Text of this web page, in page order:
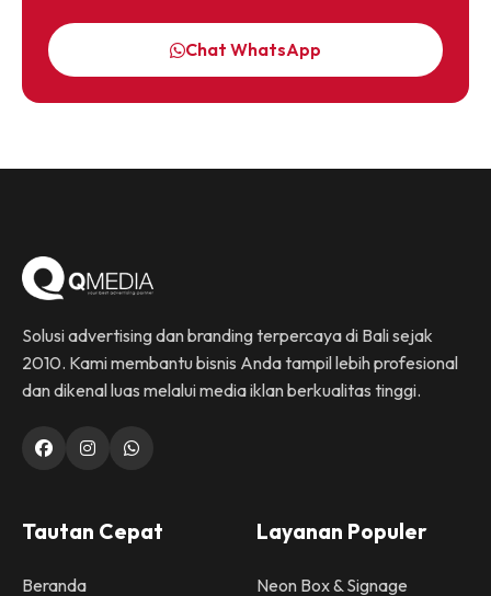
Chat WhatsApp
Solusi advertising dan branding terpercaya di Bali sejak
2010. Kami membantu bisnis Anda tampil lebih profesional
dan dikenal luas melalui media iklan berkualitas tinggi.
Tautan Cepat
Beranda
Layanan Populer
Neon Box & Signage